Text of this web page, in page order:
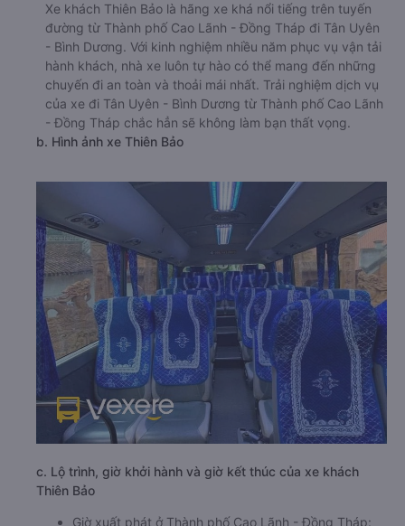
Xe khách Thiên Bảo là hãng xe khá nổi tiếng trên tuyến
đường từ Thành phố Cao Lãnh - Đồng Tháp đi Tân Uyên
- Bình Dương. Với kinh nghiệm nhiều năm phục vụ vận tải
hành khách, nhà xe luôn tự hào có thể mang đến những
chuyến đi an toàn và thoải mái nhất. Trải nghiệm dịch vụ
của xe đi Tân Uyên - Bình Dương từ Thành phố Cao Lãnh
- Đồng Tháp chắc hẳn sẽ không làm bạn thất vọng.
b. Hình ảnh xe Thiên Bảo
c. Lộ trình, giờ khởi hành và giờ kết thúc của xe khách
Thiên Bảo
Giờ xuất phát ở Thành phố Cao Lãnh - Đồng Tháp: